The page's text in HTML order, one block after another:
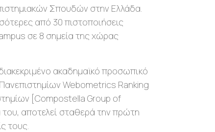
Σπουδών στην Ελλάδα.
από 30 πιστοποιήσεις
σε 8 σημεία της χώρας
ακαδημαϊκό προσωπικό
Webometrics Ranking
[Compostella Group of
αποτελεί σταθερά την πρώτη
τους.